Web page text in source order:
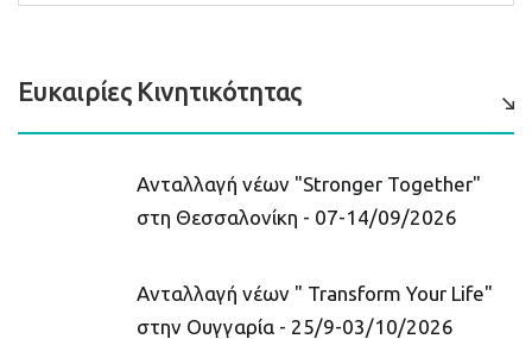
Ευκαιρίες Κινητικότητας
Ανταλλαγή νέων "Stronger Together"
στη Θεσσαλονίκη - 07-14/09/2026
Ανταλλαγή νέων " Transform Your Life"
στην Ουγγαρία - 25/9-03/10/2026